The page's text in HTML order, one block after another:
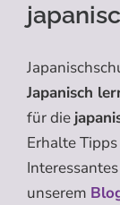
Japanisch
für die
Erhalte
unserem